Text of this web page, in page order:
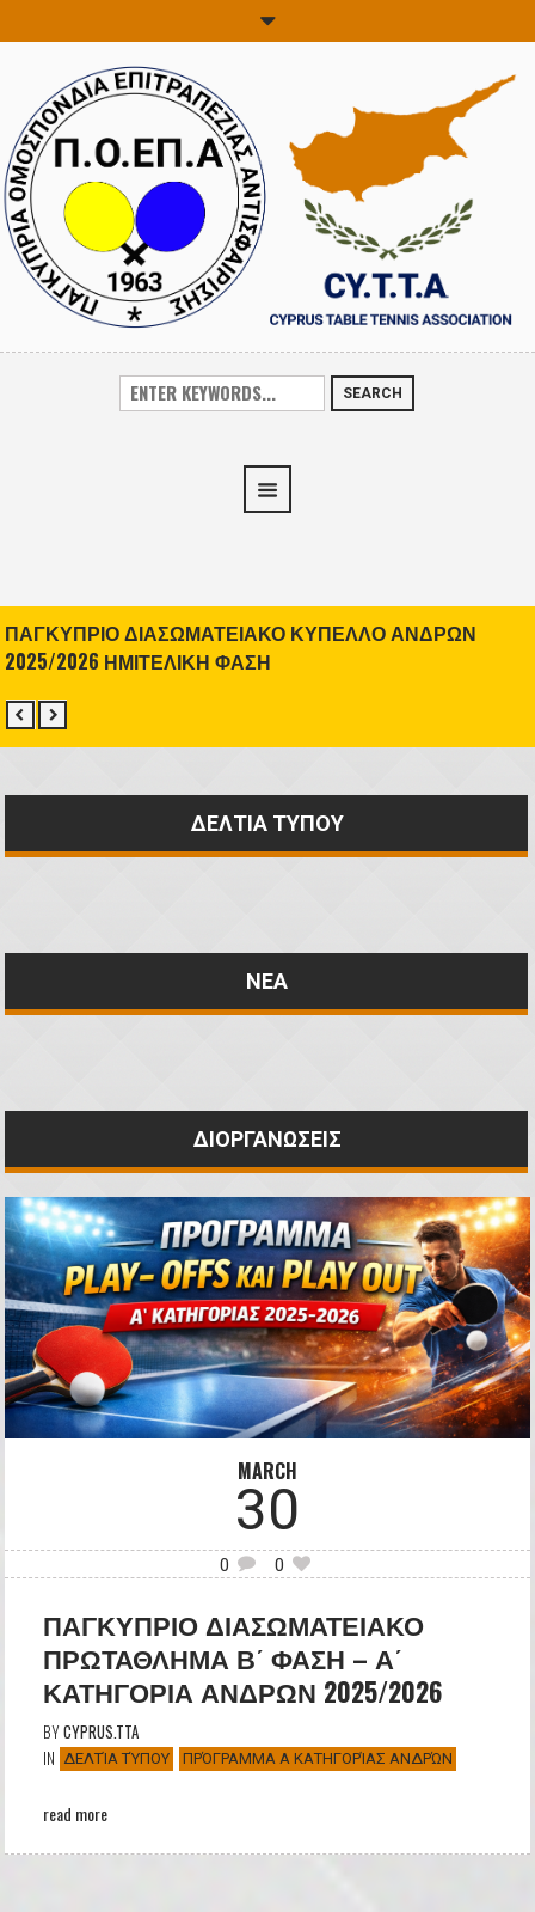
SEARCH
ΠΑΓΚΥΠΡΙΟ ΔΙΑΣΩΜΑΤΕΙΑΚΟ ΚΥΠΕΛΛΟ ΑΝΔΡΩΝ
2025/2026 ΗΜΙΤΕΛΙΚΗ ΦΑΣΗ
ΔΕΛΤΙΑ ΤΥΠΟΥ
ΝΕΑ
ΔΙΟΡΓΑΝΩΣΕΙΣ
MARCH
30
0 0
ΠΑΓΚΥΠΡΙΟ ΔΙΑΣΩΜΑΤΕΙΑΚΟ
ΠΡΩΤΑΘΛΗΜΑ Β΄ ΦΑΣΗ – Α΄
ΚΑΤΗΓΟΡΙΑ ΑΝΔΡΩΝ 2025/2026
BYCYPRUS.TTA
IN ΔΕΛΤΊΑ ΤΎΠΟΥ ΠΡΌΓΡΑΜΜΑ Α ΚΑΤΗΓΟΡΊΑΣ ΑΝΔΡΏΝ
read more